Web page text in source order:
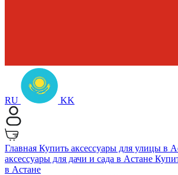
RU KK
Главная Купить аксессуары для улицы в
аксессуары для дачи и сада в Астане
в Астане